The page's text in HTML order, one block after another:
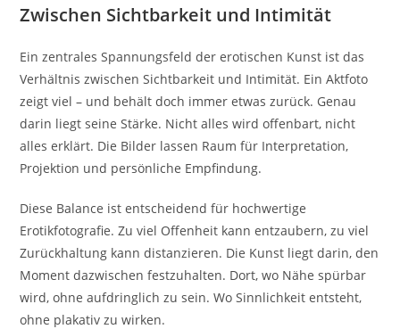
Zwischen Sichtbarkeit und Intimität
Ein zentrales Spannungsfeld der erotischen Kunst ist das
Verhältnis zwischen Sichtbarkeit und Intimität. Ein Aktfoto
zeigt viel – und behält doch immer etwas zurück. Genau
darin liegt seine Stärke. Nicht alles wird offenbart, nicht
alles erklärt. Die Bilder lassen Raum für Interpretation,
Projektion und persönliche Empfindung.
Diese Balance ist entscheidend für hochwertige
Erotikfotografie. Zu viel Offenheit kann entzaubern, zu viel
Zurückhaltung kann distanzieren. Die Kunst liegt darin, den
Moment dazwischen festzuhalten. Dort, wo Nähe spürbar
wird, ohne aufdringlich zu sein. Wo Sinnlichkeit entsteht,
ohne plakativ zu wirken.